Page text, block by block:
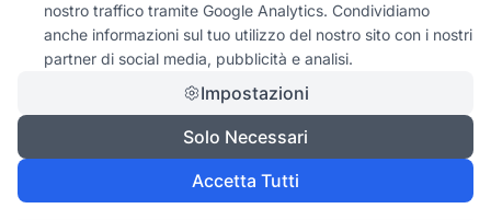
nostro traffico tramite Google Analytics. Condividiamo
anche informazioni sul tuo utilizzo del nostro sito con i nostri
partner di social media, pubblicità e analisi.
Impostazioni
Solo Necessari
Accetta Tutti